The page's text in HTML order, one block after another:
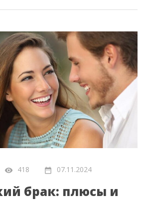
418 07.11.2024
брак: плюсы и